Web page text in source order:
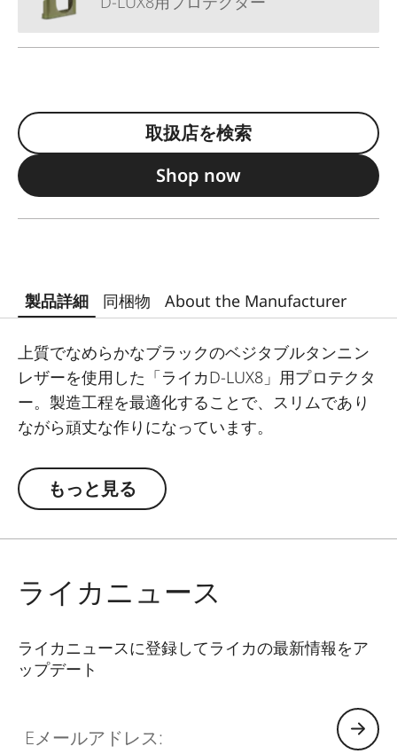
取扱店を検索
Shop now
製品詳細 同梱物 About the Manufacturer
上質でなめらかなブラックのベジタブルタンニン
レザーを使用した「ライカD-LUX8」用プロテクタ
ー。製造工程を最適化することで、スリムであり
ながら頑丈な作りになっています。
もっと見る
ライカニュース
ライカニュースに登録してライカの最新情報をア
ップデート